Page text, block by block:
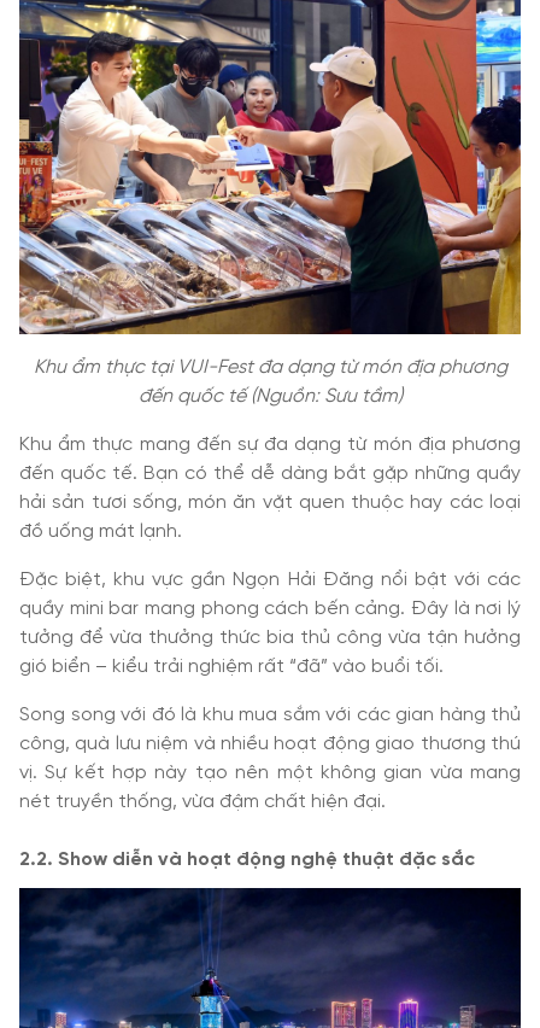
Khu ẩm thực tại VUI-Fest đa dạng từ món địa phương
đến quốc tế (Nguồn: Sưu tầm)
Khu ẩm thực mang đến sự đa dạng từ món địa phương
đến quốc tế. Bạn có thể dễ dàng bắt gặp những quầy
hải sản tươi sống, món ăn vặt quen thuộc hay các loại
đồ uống mát lạnh.
Đặc biệt, khu vực gần Ngọn Hải Đăng nổi bật với các
quầy mini bar mang phong cách bến cảng. Đây là nơi lý
tưởng để vừa thưởng thức bia thủ công vừa tận hưởng
gió biển – kiểu trải nghiệm rất “đã” vào buổi tối.
Song song với đó là khu mua sắm với các gian hàng thủ
công, quà lưu niệm và nhiều hoạt động giao thương thú
vị. Sự kết hợp này tạo nên một không gian vừa mang
nét truyền thống, vừa đậm chất hiện đại.
2.2. Show diễn và hoạt động nghệ thuật đặc sắc